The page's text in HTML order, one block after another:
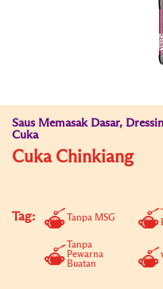
Saus Memasak Dasar,
Cuka
Cuka Chinkiang
Tag: Tanpa MSG
Tanpa
Pewarna
Buatan